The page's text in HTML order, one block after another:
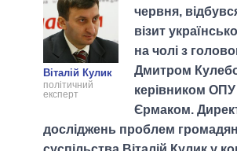
Віталій Кулик
політичний
експерт
червня,
візит
на чолі з
Дмитром
керівником
Єрмаком.
досліджень проблем